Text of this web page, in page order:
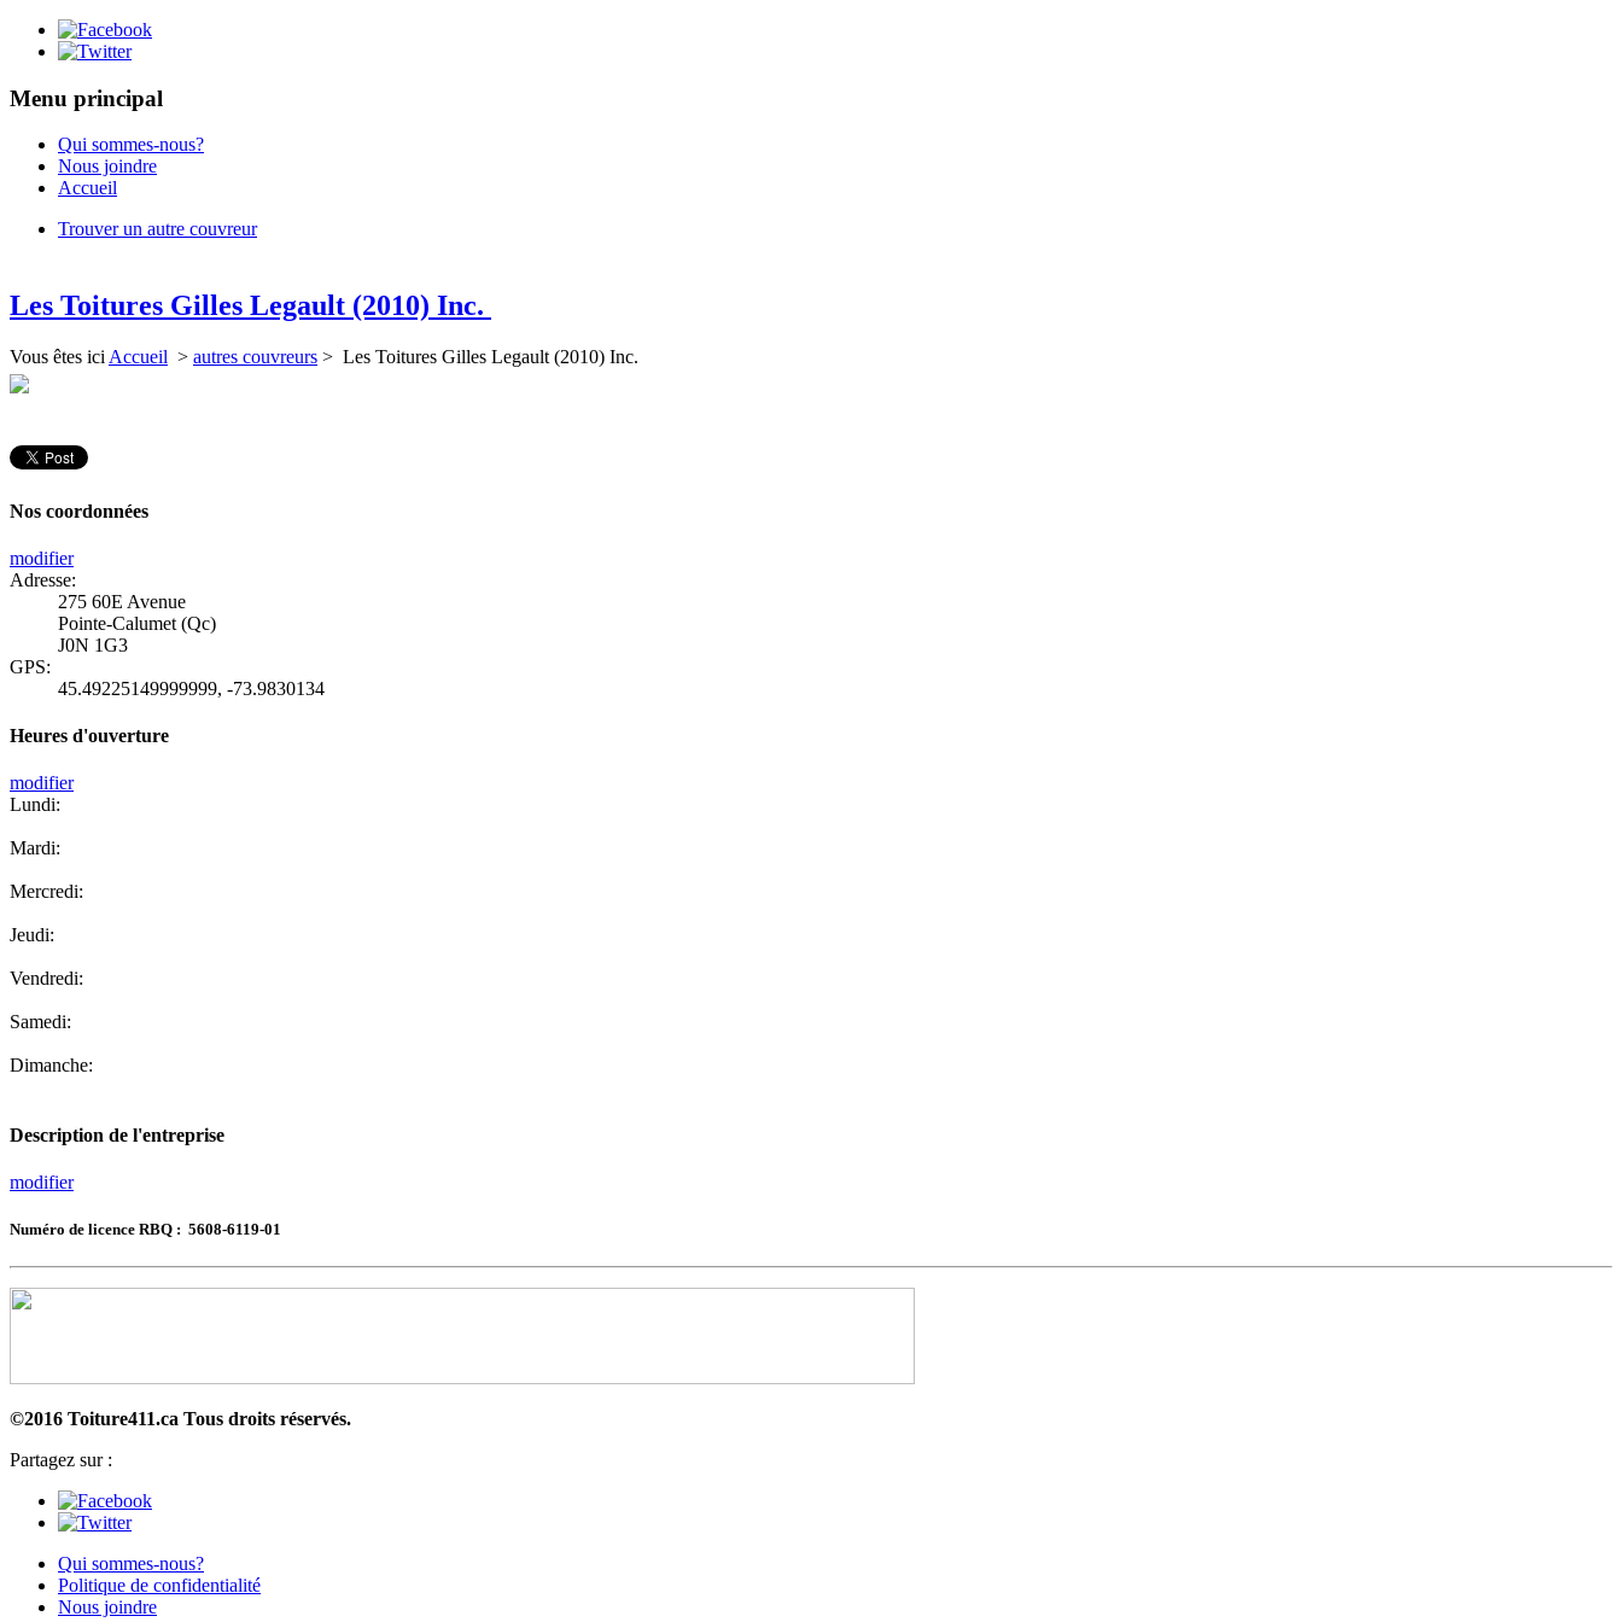
Menu principal
Qui sommes-nous?
Nous joindre
Accueil
Trouver un autre couvreur
Les Toitures Gilles Legault (2010) Inc.
Vous êtes ici Accueil > autres couvreurs > Les Toitures Gilles Legault (2010) Inc.
Nos coordonnées
modifier
Adresse:
275 60E Avenue
Pointe-Calumet (Qc)
J0N 1G3
GPS:
45.49225149999999, -73.9830134
Heures d'ouverture
modifier
Lundi:
Mardi:
Mercredi:
Jeudi:
Vendredi:
Samedi:
Dimanche:
Description de l'entreprise
modifier
Numéro de licence RBQ : 5608-6119-01
©2016 Toiture411.ca Tous droits réservés.
Partagez sur :
Qui sommes-nous?
Politique de confidentialité
Nous joindre